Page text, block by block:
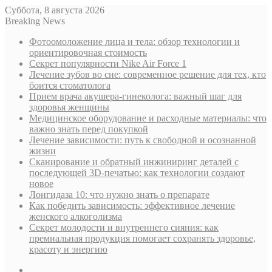
Суббота, 8 августа 2026
Breaking News
Фотоомоложение лица и тела: обзор технологии и
ориентировочная стоимость
Секрет популярности Nike Air Force 1
Лечение зубов во сне: современное решение для тех, кто
боится стоматолога
Прием врача акушера-гинеколога: важный шаг для
здоровья женщины
Медицинское оборудование и расходные материалы: что
важно знать перед покупкой
Лечение зависимости: путь к свободной и осознанной
жизни
Сканирование и обратный инжиниринг деталей с
последующей 3D-печатью: как технологии создают
новое
Лонгидаза 10: что нужно знать о препарате
Как победить зависимость: эффективное лечение
женского алкоголизма
Секрет молодости и внутреннего сияния: как
премиальная продукция помогает сохранять здоровье,
красоту и энергию